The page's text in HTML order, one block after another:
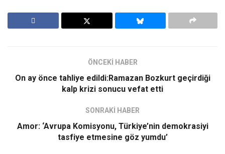
ÖNCEKİ HABER
On ay önce tahliye edildi:Ramazan Bozkurt geçirdiği
kalp krizi sonucu vefat etti
SONRAKİ HABER
Amor: ‘Avrupa Komisyonu, Türkiye’nin demokrasiyi
tasfiye etmesine göz yumdu’